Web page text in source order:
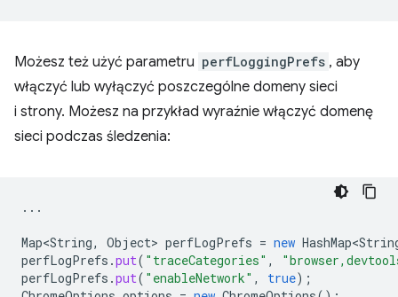
Możesz też użyć parametru perfLoggingPrefs , aby
włączyć lub wyłączyć poszczególne domeny sieci
i strony. Możesz na przykład wyraźnie włączyć domenę
sieci podczas śledzenia:
...
Map<String, Object> perfLogPrefs = new
perfLogPrefs .put( "traceCategories" ,
perfLogPrefs .put( "enableNetwork" , true);